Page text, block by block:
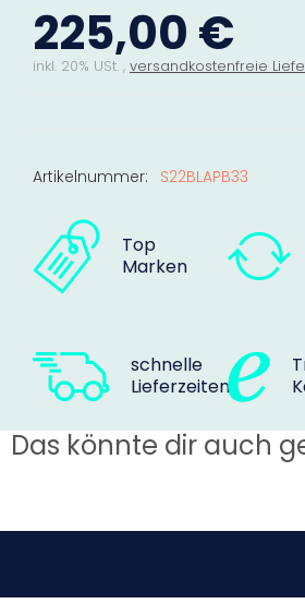
225,00 €
inkl. 20% USt. , versandkostenfreie
Artikelnummer: S22BLAPB33
Top
Marken
schnelle
Lieferzeiten
Das könnte dir auch